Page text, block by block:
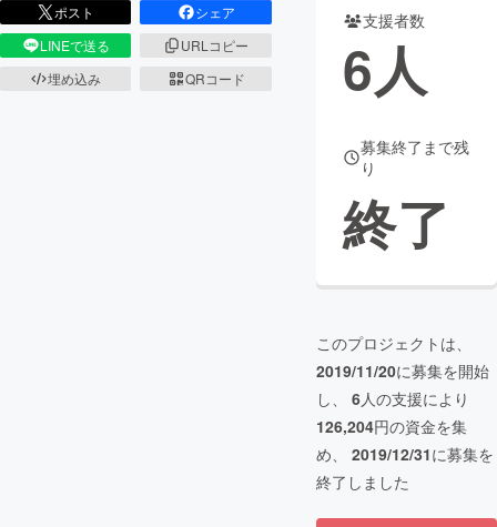
ポスト
シェア
LINEで送る
URLコピー
埋め込み
QRコード
支援者数
6人
募集終了まで残
り
終了
このプロジェクトは、
2019/11/20に募集を開始
し、 6人の支援により
126,204円の資金を集
め、 2019/12/31に募集を
終了しました